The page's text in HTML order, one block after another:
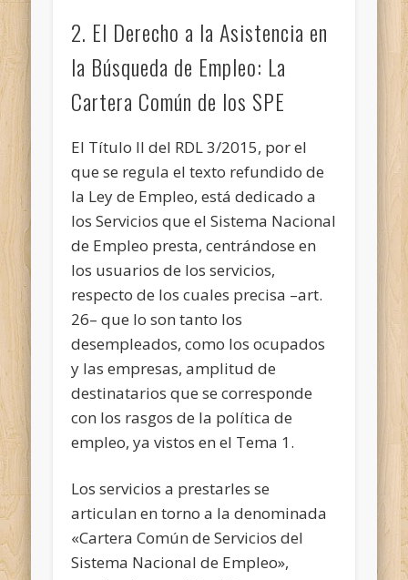
2. El Derecho a la Asistencia en
la Búsqueda de Empleo: La
Cartera Común de los SPE
El Título II del RDL 3/2015, por el
que se regula el texto refundido de
la Ley de Empleo, está dedicado a
los Servicios que el Sistema Nacional
de Empleo presta, centrándose en
los usuarios de los servicios,
respecto de los cuales precisa –art.
26– que lo son tanto los
desempleados, como los ocupados
y las empresas, amplitud de
destinatarios que se corresponde
con los rasgos de la política de
empleo, ya vistos en el Tema 1.
Los servicios a prestarles se
articulan en torno a la denominada
«Cartera Común de Servicios del
Sistema Nacional de Empleo»,